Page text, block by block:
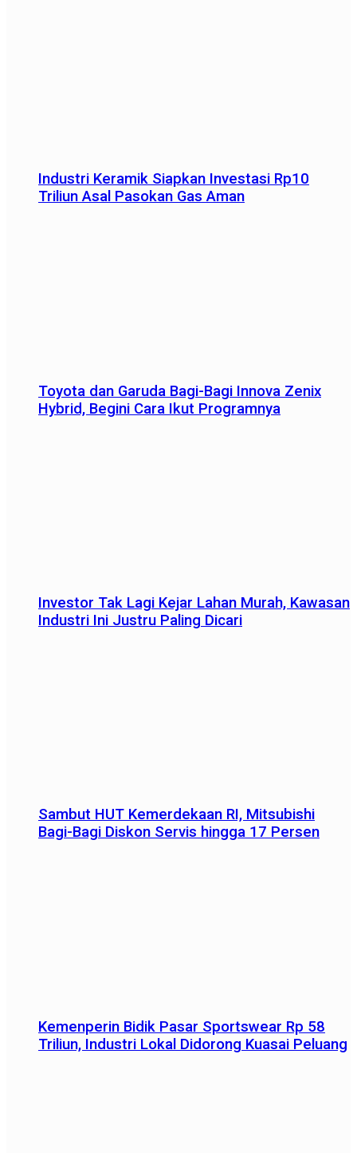
Industri Keramik Siapkan Investasi Rp10
Triliun Asal Pasokan Gas Aman
Toyota dan Garuda Bagi-Bagi Innova Zenix
Hybrid, Begini Cara Ikut Programnya
Investor Tak Lagi Kejar Lahan Murah, Kawasan
Industri Ini Justru Paling Dicari
Sambut HUT Kemerdekaan RI, Mitsubishi
Bagi-Bagi Diskon Servis hingga 17 Persen
Kemenperin Bidik Pasar Sportswear Rp 58
Triliun, Industri Lokal Didorong Kuasai Peluang